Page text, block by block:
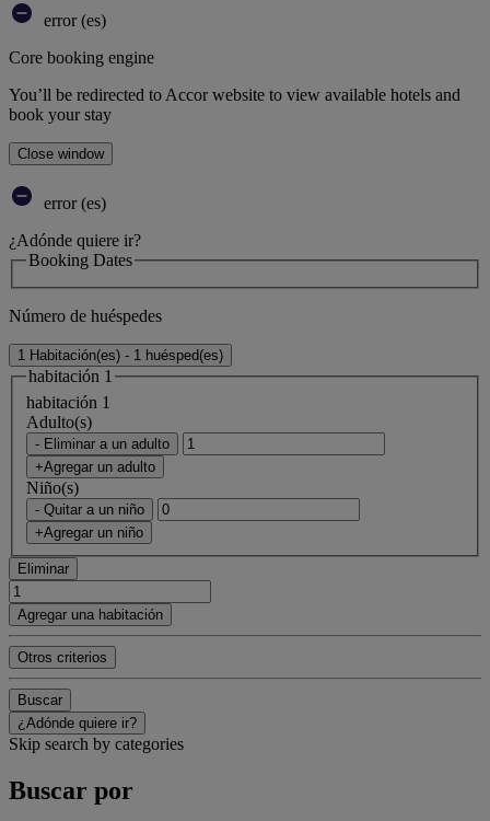
error (es)
Core booking engine
You’ll be redirected to Accor website to view available hotels and
book your stay
Close window
error (es)
¿Adónde quiere ir?
Booking Dates
Número de huéspedes
1 Habitación(es) - 1 huésped(es)
habitación 1
habitación 1
Adulto(s)
- Eliminar a un adulto
+Agregar un adulto
Niño(s)
- Quitar a un niño
+Agregar un niño
Eliminar
Agregar una habitación
Otros criterios
Buscar
¿Adónde quiere ir?
Skip search by categories
Buscar por